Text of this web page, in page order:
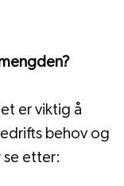
er viktig å
behov og
se etter: